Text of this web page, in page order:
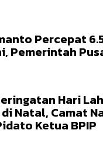
Percepat
Pemerintah
Hari
Natal, Camat
Ketua BPIP